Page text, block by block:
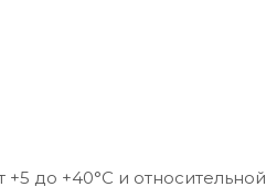
до +40°C и относительной